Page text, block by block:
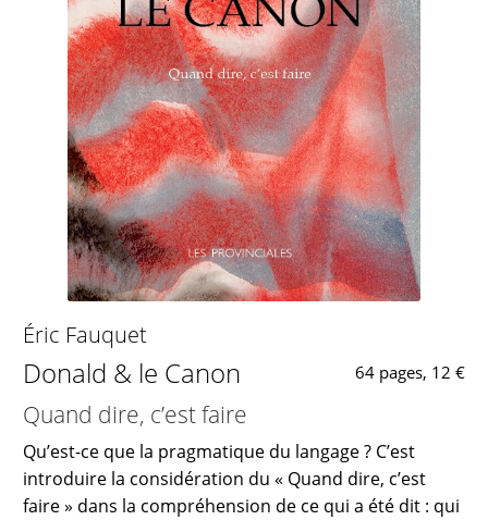
Éric Fauquet
Donald & le Canon 64 pages, 12 €
Quand dire, c’est faire
Qu’est-ce que la pragmatique du langage ? C’est
introduire la considération du « Quand dire, c’est
faire » dans la compréhension de ce qui a été dit : qui